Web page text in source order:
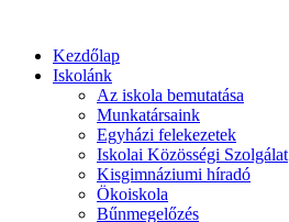
Kezdőlap
Iskolánk
Az iskola bemutatása
Munkatársaink
Egyházi felekezetek
Iskolai Közösségi Szolgálat
Kisgimnáziumi híradó
Ökoiskola
Bűnmegelőzés